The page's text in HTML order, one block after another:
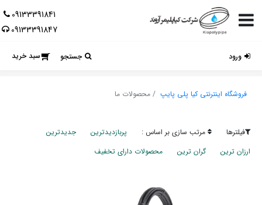
09133391841
09133391847
سبد خرید جستجو ورود
فروشگاه اینترنتی کیا پلی پایپ محصولات ما
فیلترها مرتب سازی بر اساس : پربازدیدترین
جدیدترین
ارزان ترین
گران ترین محصولات دارای تخفیف